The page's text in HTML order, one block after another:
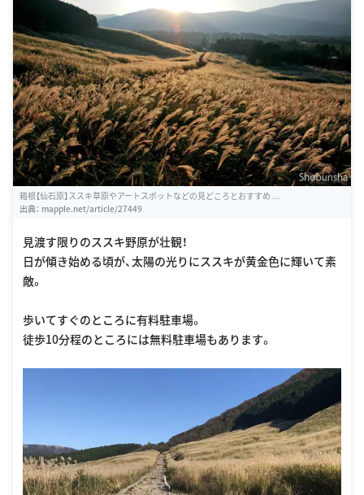
箱根【仙石原】ススキ草原やアートスポットなどの見どころとおすすめ ...
出典： mapple.net/article/27449
見渡す限りのススキ野原が壮観！
日が傾き始める頃が、太陽の光りにススキが黄金色に輝いて素
敵。
歩いてすぐのところに有料駐車場。
徒歩10分程のところには無料駐車場もあります。